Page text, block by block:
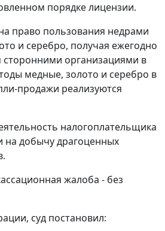
порядке лицензии.
право пользования недрами
и серебро, получая ежегодно
сторонними организациями в
медные, золото и серебро в
продажи реализуются
налогоплательщика
на добычу драгоценных
жалоба - без
суд постановил: